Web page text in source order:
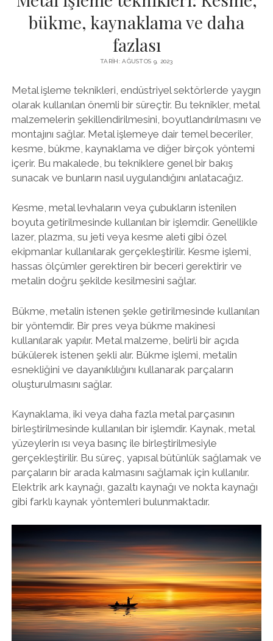
bükme, kaynaklama ve daha
fazlası
TARIH: AĞUSTOS 9, 2023
Metal işleme teknikleri, endüstriyel sektörlerde yaygın
olarak kullanılan önemli bir süreçtir. Bu teknikler, metal
malzemelerin şekillendirilmesini, boyutlandırılmasını ve
montajını sağlar. Metal işlemeye dair temel beceriler,
kesme, bükme, kaynaklama ve diğer birçok yöntemi
içerir. Bu makalede, bu tekniklere genel bir bakış
sunacak ve bunların nasıl uygulandığını anlatacağız.
Kesme, metal levhaların veya çubukların istenilen
boyuta getirilmesinde kullanılan bir işlemdir. Genellikle
lazer, plazma, su jeti veya kesme aleti gibi özel
ekipmanlar kullanılarak gerçekleştirilir. Kesme işlemi,
hassas ölçümler gerektiren bir beceri gerektirir ve
metalin doğru şekilde kesilmesini sağlar.
Bükme, metalin istenen şekle getirilmesinde kullanılan
bir yöntemdir. Bir pres veya bükme makinesi
kullanılarak yapılır. Metal malzeme, belirli bir açıda
bükülerek istenen şekli alır. Bükme işlemi, metalin
esnekliğini ve dayanıklılığını kullanarak parçaların
oluşturulmasını sağlar.
Kaynaklama, iki veya daha fazla metal parçasının
birleştirilmesinde kullanılan bir işlemdir. Kaynak, metal
yüzeylerin ısı veya basınç ile birleştirilmesiyle
gerçekleştirilir. Bu süreç, yapısal bütünlük sağlamak ve
parçaların bir arada kalmasını sağlamak için kullanılır.
Elektrik ark kaynağı, gazaltı kaynağı ve nokta kaynağı
gibi farklı kaynak yöntemleri bulunmaktadır.